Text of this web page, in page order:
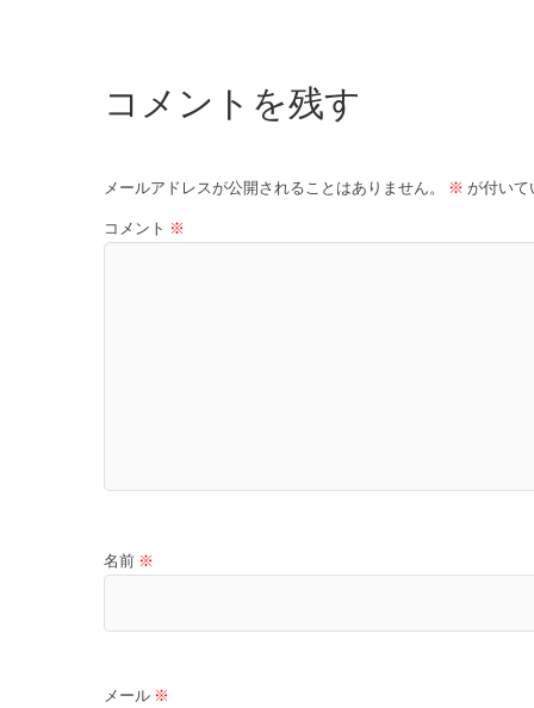
コメントを残す
メールアドレスが公開されることはありません。 ※ が付いて
コメント ※
名前 ※
メール ※